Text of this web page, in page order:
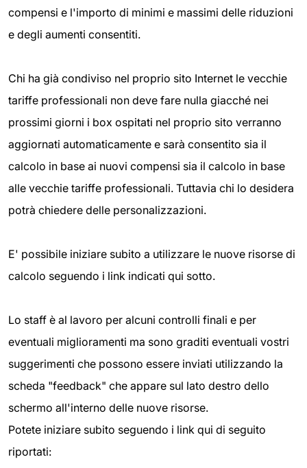
compensi e l'importo di minimi e massimi delle riduzioni
e degli aumenti consentiti.
Chi ha già condiviso nel proprio sito Internet le vecchie
tariffe professionali non deve fare nulla giacché nei
prossimi giorni i box ospitati nel proprio sito verranno
aggiornati automaticamente e sarà consentito sia il
calcolo in base ai nuovi compensi sia il calcolo in base
alle vecchie tariffe professionali. Tuttavia chi lo desidera
potrà chiedere delle personalizzazioni.
E' possibile iniziare subito a utilizzare le nuove risorse di
calcolo seguendo i link indicati qui sotto.
Lo staff è al lavoro per alcuni controlli finali e per
eventuali miglioramenti ma sono graditi eventuali vostri
suggerimenti che possono essere inviati utilizzando la
scheda "feedback" che appare sul lato destro dello
schermo all'interno delle nuove risorse.
Potete iniziare subito seguendo i link qui di seguito
riportati: